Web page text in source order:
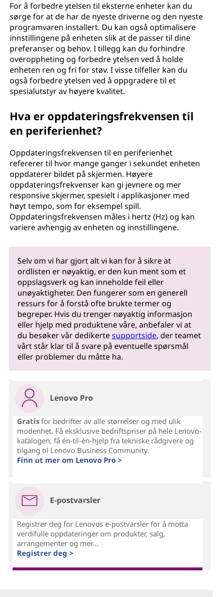
For å forbedre ytelsen til eksterne enheter kan du
sørge for at de har de nyeste driverne og den nyeste
programvaren installert. Du kan også optimalisere
innstillingene på enheten slik at de passer til dine
preferanser og behov. I tillegg kan du forhindre
overoppheting og forbedre ytelsen ved å holde
enheten ren og fri for støv. I visse tilfeller kan du
også forbedre ytelsen ved å oppgradere til et
spesialutstyr av høyere kvalitet.
Hva er oppdateringsfrekvensen til
en periferienhet?
Oppdateringsfrekvensen til en periferienhet
refererer til hvor mange ganger i sekundet enheten
oppdaterer bildet på skjermen. Høyere
oppdateringsfrekvenser kan gi jevnere og mer
responsive skjermer, spesielt i applikasjoner med
høyt tempo, som for eksempel spill.
Oppdateringsfrekvensen måles i hertz (Hz) og kan
variere avhengig av enheten og innstillingene.
Selv om vi har gjort alt vi kan for å sikre at
ordlisten er nøyaktig, er den kun ment som et
oppslagsverk og kan inneholde feil eller
unøyaktigheter. Den fungerer som en generell
ressurs for å forstå ofte brukte termer og
begreper. Hvis du trenger nøyaktig informasjon
eller hjelp med produktene våre, anbefaler vi at
du besøker vår dedikertesupportside, der teamet
vårt står klar til å svare på eventuelle spørsmål
eller problemer du måtte ha.
Lenovo Pro
Gratisfor bedrifter av alle størrelser og med ulik
modenhet. Få eksklusive bedriftspriser på hele Lenovo-
katalogen, få én-til-én-hjelp fra tekniske rådgivere og
tilgang til Lenovo Business Community.
Finn ut mer om Lenovo Pro >
E-postvarsler
Registrer deg for Lenovos e-postvarsler for å motta
verdifulle oppdateringer om produkter, salg,
arrangementer og mer...
Registrer deg >